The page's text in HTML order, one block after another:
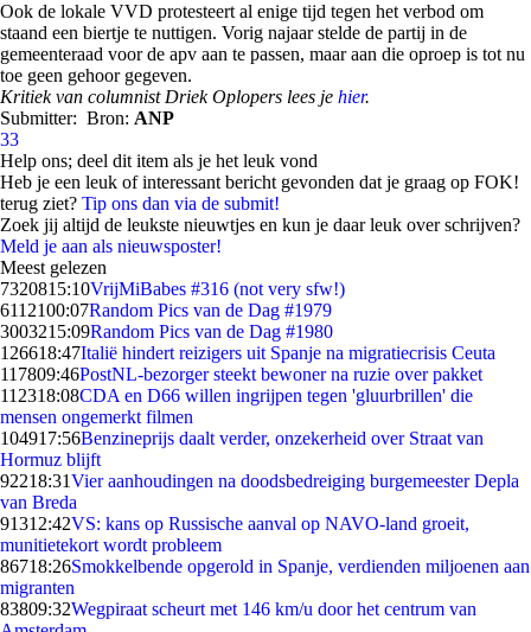
Ook de lokale VVD protesteert al enige tijd tegen het verbod om
staand een biertje te nuttigen. Vorig najaar stelde de partij in de
gemeenteraad voor de apv aan te passen, maar aan die oproep is tot nu
toe geen gehoor gegeven.
Kritiek van columnist Driek Oplopers lees je hier.
Submitter: Bron: ANP
33
Help ons; deel dit item als je het leuk vond
Heb je een leuk of interessant bericht gevonden dat je graag op FOK!
terug ziet? Tip ons dan via de submit!
Zoek jij altijd de leukste nieuwtjes en kun je daar leuk over schrijven?
Meld je aan als nieuwsposter!
Meest gelezen
7320815:10VrijMiBabes #316 (not very sfw!)
6112100:07Random Pics van de Dag #1979
3003215:09Random Pics van de Dag #1980
126618:47Italië hindert reizigers uit Spanje na migratiecrisis Ceuta
117809:46PostNL-bezorger steekt bewoner na ruzie over pakket
112318:08CDA en D66 willen ingrijpen tegen 'gluurbrillen' die
mensen ongemerkt filmen
104917:56Benzineprijs daalt verder, onzekerheid over Straat van
Hormuz blijft
92218:31Vier aanhoudingen na doodsbedreiging burgemeester Depla
van Breda
91312:42VS: kans op Russische aanval op NAVO-land groeit,
munitietekort wordt probleem
86718:26Smokkelbende opgerold in Spanje, verdienden miljoenen aan
migranten
83809:32Wegpiraat scheurt met 146 km/u door het centrum van